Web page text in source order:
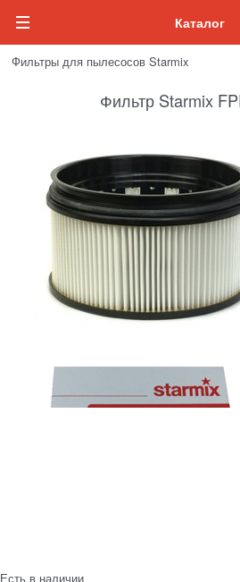
Каталог
Фильтры для пылесосов Starmix
Фильтр Starmix
Есть в наличии